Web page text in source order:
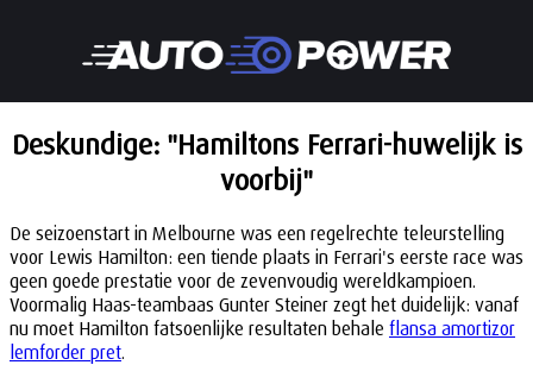
Deskundige: "Hamiltons Ferrari-huwelijk is
voorbij"
De seizoenstart in Melbourne was een regelrechte teleurstelling
voor Lewis Hamilton: een tiende plaats in Ferrari's eerste race was
geen goede prestatie voor de zevenvoudig wereldkampioen.
Voormalig Haas-teambaas Gunter Steiner zegt het duidelijk: vanaf
nu moet Hamilton fatsoenlijke resultaten behale flansa amortizor
lemforder pret.